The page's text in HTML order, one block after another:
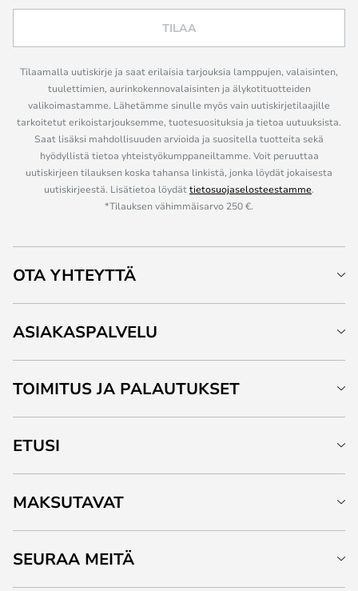
TILAA
Tilaamalla uutiskirje ja saat erilaisia tarjouksia lamppujen, valaisinten,
tuulettimien, aurinkokennovalaisinten ja älykotituotteiden
valikoimastamme. Lähetämme sinulle myös vain uutiskirjetilaajille
tarkoitetut erikoistarjouksemme, tuotesuosituksia ja tietoa uutuuksista.
Saat lisäksi mahdollisuuden arvioida ja suositella tuotteita sekä
hyödyllistä tietoa yhteistyökumppaneiltamme. Voit peruuttaa
uutiskirjeen tilauksen koska tahansa linkistä, jonka löydät jokaisesta
uutiskirjeestä. Lisätietoa löydättietosuojaselosteestamme.
*Tilauksen vähimmäisarvo 250 €.
OTA YHTEYTTÄ
ASIAKASPALVELU
TOIMITUS JA PALAUTUKSET
ETUSI
MAKSUTAVAT
SEURAA MEITÄ